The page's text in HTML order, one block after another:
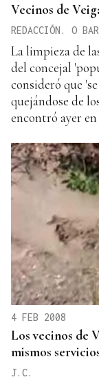
Vecinos de
REDACCIÓN. O
La limpieza de
del concejal
consideró que
quejándose de
encontró ayer
4 FEB 2008
Los vecinos de
mismos
J.C.